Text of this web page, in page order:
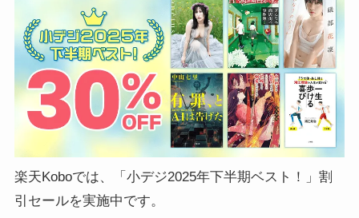
楽天Koboでは、「小デジ2025年下半期ベスト！」割
引セールを実施中です。